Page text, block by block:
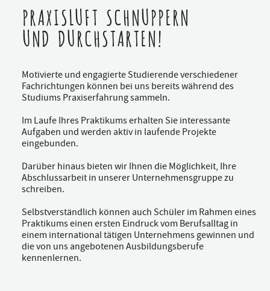
PRAXISLUFT SCHNUPPERN
UND DURCHSTARTEN!
Motivierte und engagierte Studierende verschiedener
Fachrichtungen können bei uns bereits während des
Studiums Praxiserfahrung sammeln.
Im Laufe Ihres Praktikums erhalten Sie interessante
Aufgaben und werden aktiv in laufende Projekte
eingebunden.
Darüber hinaus bieten wir Ihnen die Möglichkeit, Ihre
Abschlussarbeit in unserer Unternehmensgruppe zu
schreiben.
Selbstverständlich können auch Schüler im Rahmen eines
Praktikums einen ersten Eindruck vom Berufsalltag in
einem international tätigen Unternehmens gewinnen und
die von uns angebotenen Ausbildungsberufe
kennenlernen.